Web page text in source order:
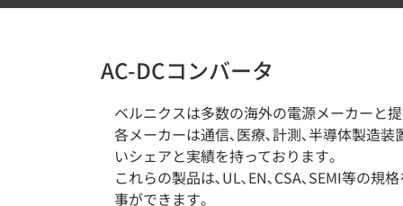
AC-DCコンバータ
ベルニクスは多数の海外の電源メーカーと
各メーカーは通信､医療､計測､半導体製造
いシェアと実績を持っております｡
これらの製品は､UL､EN､CSA､SEMI等の規
事ができます｡